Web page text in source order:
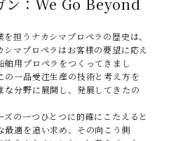
担うナカシマプロペラの歴史は、
マプロペラはお客様の要望に応え
舶用プロペラをつくってきまし
の一品受注生産の技術と考え方を
な分野に展開し、発展してきたの
の一つひとつに的確にこたえると
最適を追い求め、その向こう側